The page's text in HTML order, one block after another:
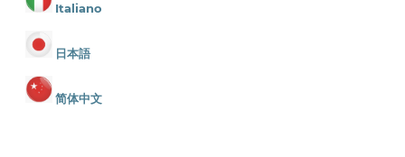
Italiano
日本語
简体中文